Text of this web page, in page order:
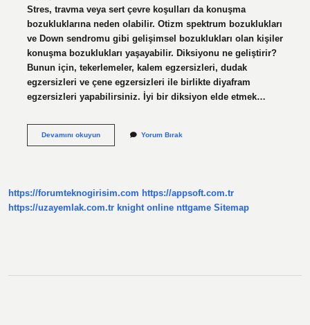
Stres, travma veya sert çevre koşulları da konuşma
bozukluklarına neden olabilir. Otizm spektrum bozuklukları
ve Down sendromu gibi gelişimsel bozuklukları olan kişiler
konuşma bozuklukları yaşayabilir. Diksiyonu ne geliştirir?
Bunun için, tekerlemeler, kalem egzersizleri, dudak
egzersizleri ve çene egzersizleri ile birlikte diyafram
egzersizleri yapabilirsiniz. İyi bir diksiyon elde etmek…
Devamını okuyunDiksiyon
Yorum Bırak
https://forumteknogirisim.com https://appsoft.com.tr
https://uzayemlak.com.tr knight online nttgame Sitemap